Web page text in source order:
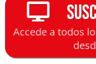
Accede a todos